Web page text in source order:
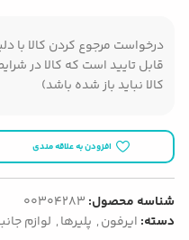
درخواست مرجوع کردن کالا با
قابل تایید است که کالا در
کالا نباید باز شده باشد)
افزودن به علاقه مندی
شناسه محصول: 00304283
دسته: ایرفون, پلیرها, لوازم